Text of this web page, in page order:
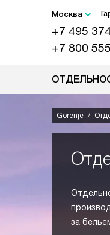
Москва
+7 495
+7 800
Gorenje
за